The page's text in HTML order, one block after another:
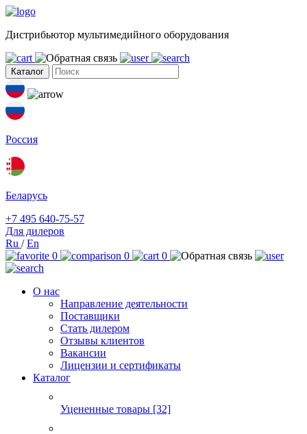
Дистрибьютор мультимедийного оборудования
Каталог
Россия
Беларусь
+7 495 640-75-57
Для дилеров
Ru /En
0
0 0
О нас
Направление деятельности
Поставщики
Стать дилером
Отзывы клиентов
Вакансии
Лицензии и сертификаты
Каталог
Уцененные товары [32]